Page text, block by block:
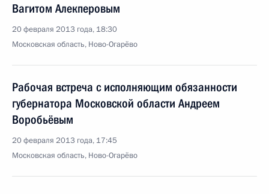
Вагитом Алекперовым
20 февраля 2013 года, 18:30
Московская область, Ново-Огарёво
Рабочая встреча с исполняющим обязанности
губернатора Московской области Андреем
Воробьёвым
20 февраля 2013 года, 17:45
Московская область, Ново-Огарёво